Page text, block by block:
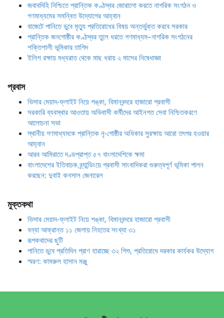
জবাবদিহি নিশ্চিতে প্রান্তিক কণ্ঠস্বর জোরালো করতে নাগরিক সংগঠন ও
গণমাধ্যমের সমন্বিত উদ্যোগের আহ্বান
বাজেটে পানিতে ডুবে মৃত্যু প্রতিরোধের বিষয় অন্তর্ভুক্ত করবে সরকার
প্রান্তিক জনগোষ্ঠীর কণ্ঠস্বর তুলে ধরতে গণমাধ্যম–নাগরিক সংগঠনের
শক্তিশালী ভূমিকার তাগিদ
ইলিশ রক্ষায় মধ্যরাত থেকে মাছ ধরায় ২ মাসের নিষেধাজ্ঞা
প্রবাস
ভিসার মেয়াদ-ফ্লাইট নিয়ে শঙ্কা, বিমানবন্দরে হাজারো প্রবাসী
সরকারি ব্যবস্থার আওতায় অভিবাসী কর্মীদের আইনগত সেবা নিশ্চিতকরণে
আলোচনা সভা
স্থানীয় গণমাধ্যমকে প্রান্তিক নৃ-গোষ্ঠীর অধিকার সুরক্ষায় আরো তৎপর হওয়ার
আহ্বান
আরব আমিরাতে দণ্ডপ্রাপ্ত ৫৭ বাংলাদেশিকে ক্ষমা
বাংলাদেশের ইতিবাচক ব্র্যান্ডিংয়ে প্রবাসী সাংবাদিকরা গুরুত্বপূর্ণ ভূমিকা পালন
করছেন: দুবাই কনসাল জেনারেল
মুক্তকথা
ভিসার মেয়াদ-ফ্লাইট নিয়ে শঙ্কা, বিমানবন্দরে হাজারো প্রবাসী
বন্যা আক্রান্ত ১১ জেলায় নিহতের সংখ্যা ৩১
রূপকথাদের ছুটি
পানিতে ডুবে প্রতিদিন প্রাণ হারাচ্ছে ৩২ শিশু, প্রতিরোধে দরকার কার্যকর উদ্যোগ
স্মরণ: কামরুল হাসান মঞ্জু